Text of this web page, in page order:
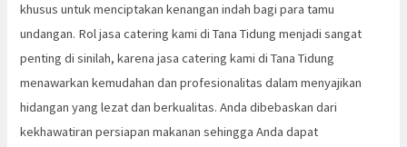
khusus untuk menciptakan kenangan indah bagi para tamu
undangan. Rol jasa catering kami di Tana Tidung menjadi sangat
penting di sinilah, karena jasa catering kami di Tana Tidung
menawarkan kemudahan dan profesionalitas dalam menyajikan
hidangan yang lezat dan berkualitas. Anda dibebaskan dari
kekhawatiran persiapan makanan sehingga Anda dapat